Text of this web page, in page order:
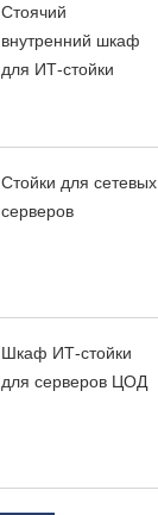
Стоячий
внутренний шкаф
для ИТ-стойки
Стойки для сетевых
серверов
Шкаф ИТ-стойки
для серверов ЦОД